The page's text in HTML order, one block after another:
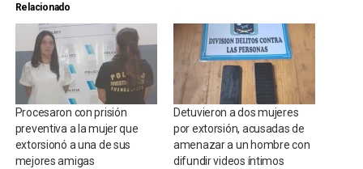
Relacionado
Procesaron con prisión
preventiva a la mujer que
extorsionó a una de sus
mejores amigas
Detuvieron a dos mujeres
por extorsión, acusadas de
amenazar a un hombre con
difundir videos íntimos